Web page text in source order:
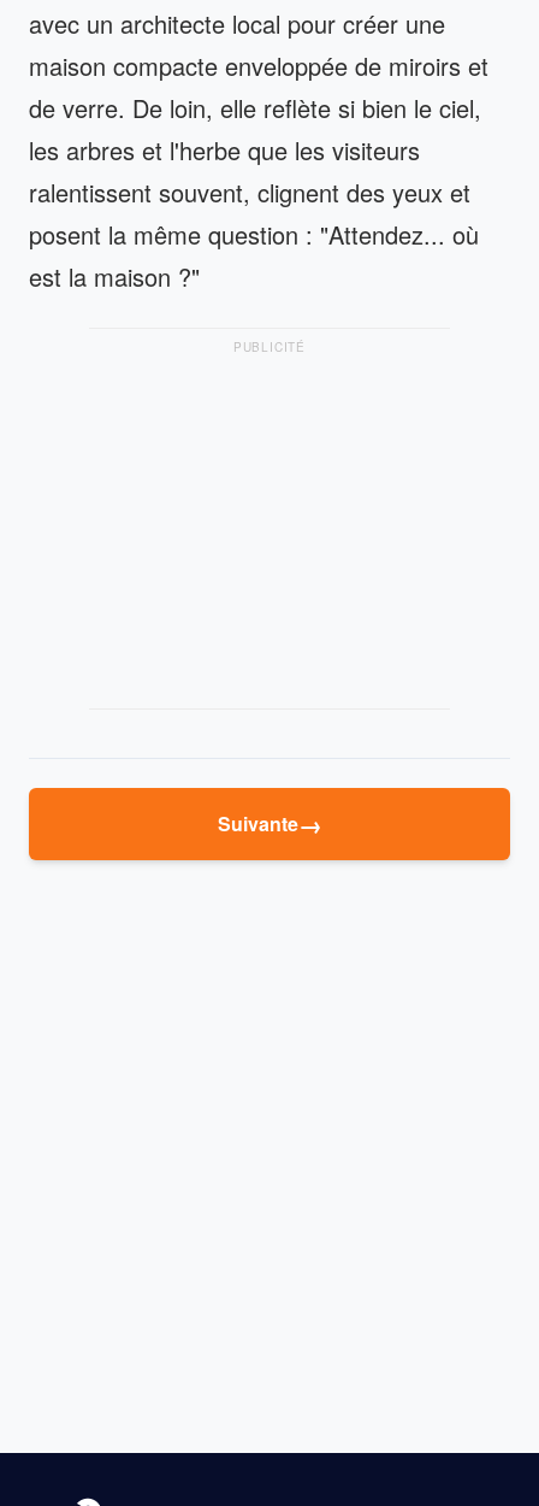
avec un architecte local pour créer une
maison compacte enveloppée de miroirs et
de verre. De loin, elle reflète si bien le ciel,
les arbres et l'herbe que les visiteurs
ralentissent souvent, clignent des yeux et
posent la même question : "Attendez... où
est la maison ?"
PUBLICITÉ
Suivante→